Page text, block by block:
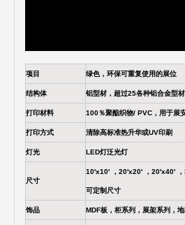
项目 绿色，环保可重复使用的展位
结构体 铝型材，超过25各种铝合金型
打印材料 100％聚酯织物/ PVC，用于展
打印方式 清除高标准热升华或UV印刷
灯光 LED灯泛光灯
尺寸
10'x10' ，20'x20' ，20'x40' ，
可定制尺寸
饰品 MDF板，柜系列，展架系列，